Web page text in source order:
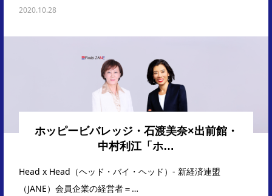
2020.10.28
ホッピービバレッジ・石渡美奈×出前館・
中村利江「ホ…
Head x Head（ヘッド・バイ・ヘッド）- 新経済連盟
（JANE）会員企業の経営者＝…